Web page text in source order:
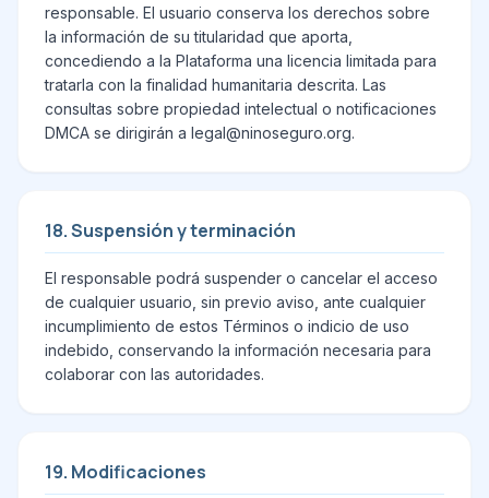
responsable. El usuario conserva los derechos sobre
la información de su titularidad que aporta,
concediendo a la Plataforma una licencia limitada para
tratarla con la finalidad humanitaria descrita. Las
consultas sobre propiedad intelectual o notificaciones
DMCA se dirigirán a legal@ninoseguro.org.
18. Suspensión y terminación
El responsable podrá suspender o cancelar el acceso
de cualquier usuario, sin previo aviso, ante cualquier
incumplimiento de estos Términos o indicio de uso
indebido, conservando la información necesaria para
colaborar con las autoridades.
19. Modificaciones